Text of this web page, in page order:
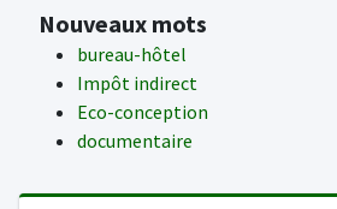
Nouveaux mots
bureau-hôtel
Impôt indirect
Eco-conception
documentaire